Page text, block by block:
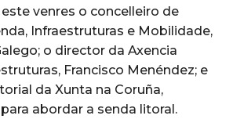
venres o concelleiro de
Infraestruturas e Mobilidade,
o director da Axencia
Francisco Menéndez; e
da Xunta na Coruña,
abordar a senda litoral.